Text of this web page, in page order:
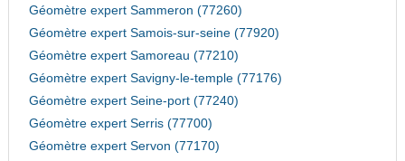
Géomètre expert Sammeron (77260)
Géomètre expert Samois-sur-seine (77920)
Géomètre expert Samoreau (77210)
Géomètre expert Savigny-le-temple (77176)
Géomètre expert Seine-port (77240)
Géomètre expert Serris (77700)
Géomètre expert Servon (77170)